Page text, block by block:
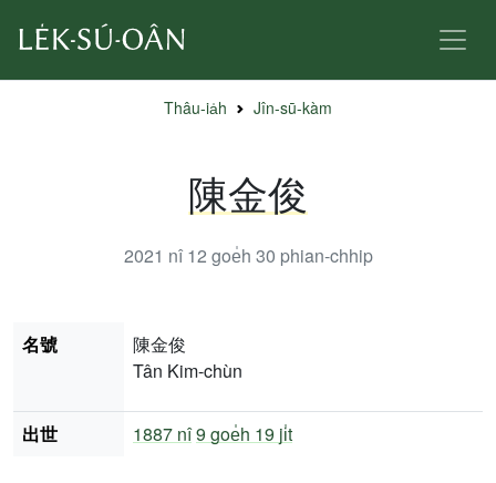
Thâu-ia̍h Jîn-sū-kàm
陳金俊
2021 nî 12 goe̍h 30 phian-chhip
名號
陳金俊
Tân Kim-chùn
出世 1887 nî9 goe̍h 19 ji̍t